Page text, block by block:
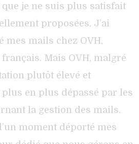
je ne suis plus satisfait
proposées. J’ai
mes mails chez OVH,
Mais OVH, malgré
plutôt élevé et
en plus dépassé par les
la gestion des mails.
moment déporté mes